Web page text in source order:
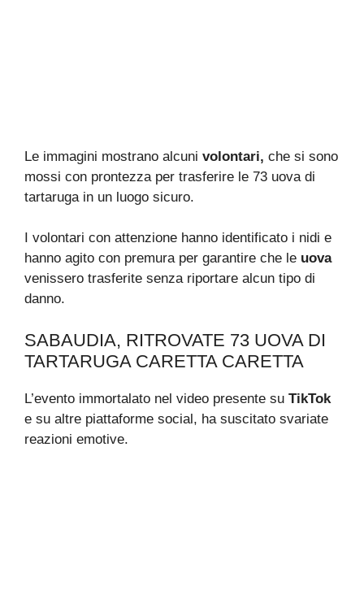
Le immagini mostrano alcuni volontari, che si sono
mossi con prontezza per trasferire le 73 uova di
tartaruga in un luogo sicuro.
I volontari con attenzione hanno identificato i nidi e
hanno agito con premura per garantire che le uova
venissero trasferite senza riportare alcun tipo di
danno.
SABAUDIA, RITROVATE 73 UOVA DI
TARTARUGA CARETTA CARETTA
L’evento immortalato nel video presente su TikTok
e su altre piattaforme social, ha suscitato svariate
reazioni emotive.